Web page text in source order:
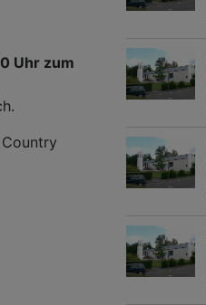
Uhr zum